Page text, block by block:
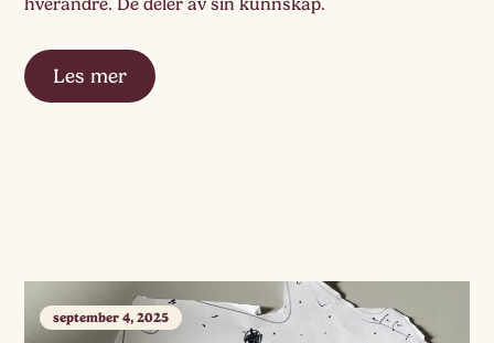
hverandre. De deler av sin kunnskap.
Les mer
september 4, 2025